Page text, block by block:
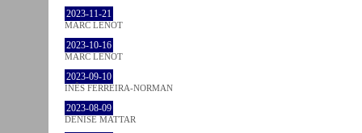
2023-11-21
MARC LENOT
2023-10-16
MARC LENOT
2023-09-10
INÊS FERREIRA-NORMAN
2023-08-09
DENISE MATTAR